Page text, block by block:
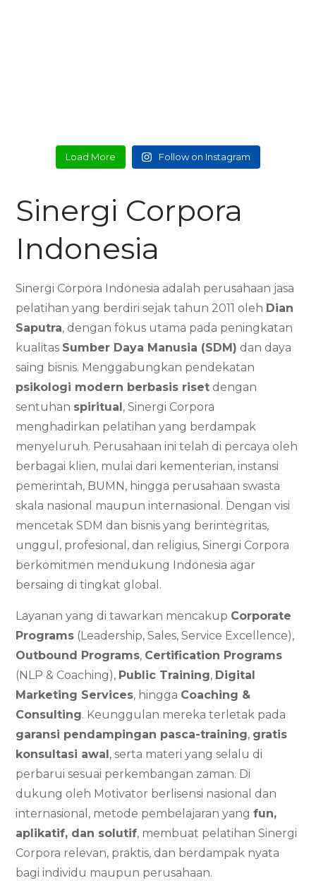
Load More Follow on Instagram
Sinergi Corpora
Indonesia
Sinergi Corpora Indonesia adalah perusahaan jasa
pelatihan yang berdiri sejak tahun 2011 oleh Dian
Saputra, dengan fokus utama pada peningkatan
kualitas Sumber Daya Manusia (SDM) dan daya
saing bisnis. Menggabungkan pendekatan
psikologi modern berbasis riset dengan
sentuhan spiritual, Sinergi Corpora
menghadirkan pelatihan yang berdampak
menyeluruh. Perusahaan ini telah di percaya oleh
berbagai klien, mulai dari kementerian, instansi
pemerintah, BUMN, hingga perusahaan swasta
skala nasional maupun internasional. Dengan visi
mencetak SDM dan bisnis yang berintegritas,
unggul, profesional, dan religius, Sinergi Corpora
berkomitmen mendukung Indonesia agar
bersaing di tingkat global.
Layanan yang di tawarkan mencakup Corporate
Programs (Leadership, Sales, Service Excellence),
Outbound Programs, Certification Programs
(NLP & Coaching), Public Training, Digital
Marketing Services, hingga Coaching &
Consulting. Keunggulan mereka terletak pada
garansi pendampingan pasca-training, gratis
konsultasi awal, serta materi yang selalu di
perbarui sesuai perkembangan zaman. Di
dukung oleh Motivator berlisensi nasional dan
internasional, metode pembelajaran yangfun,
aplikatif, dan solutif, membuat pelatihan Sinergi
Corpora relevan, praktis, dan berdampak nyata
bagi individu maupun perusahaan.